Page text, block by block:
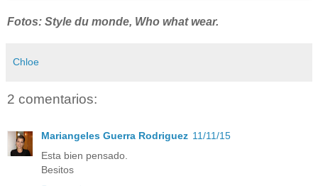
Fotos: Style du monde, Who what wear.
Chloe
2 comentarios:
Mariangeles Guerra Rodriguez 11/11/15
Esta bien pensado.
Besitos